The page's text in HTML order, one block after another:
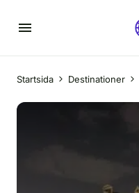
Startsida Destinationer